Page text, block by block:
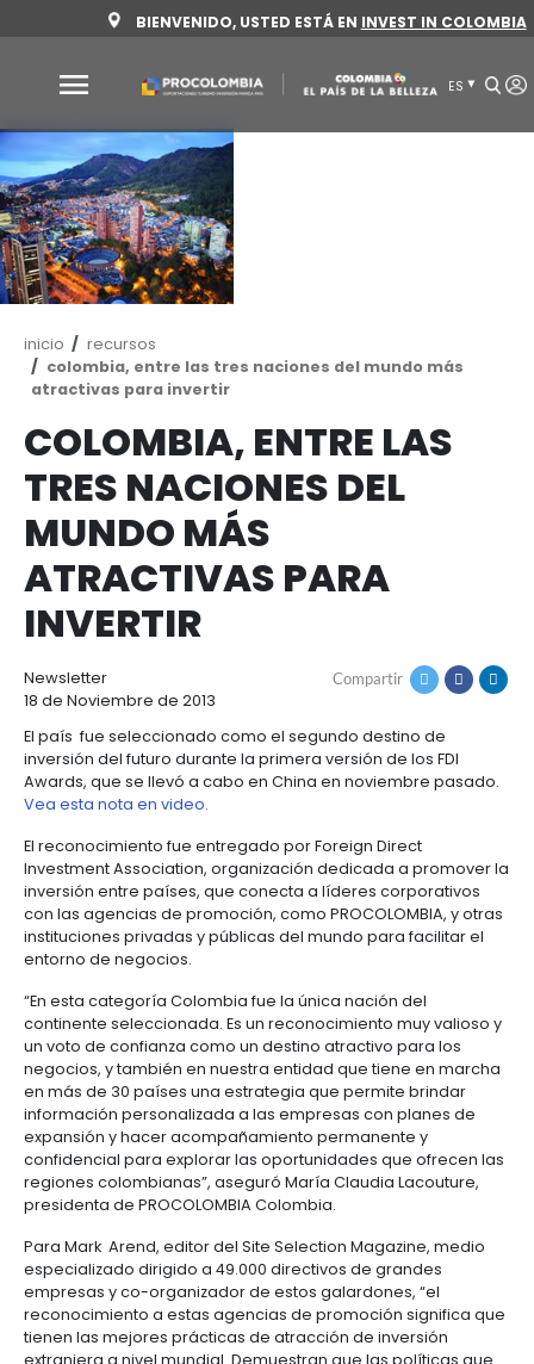
al
contenido
principal
BIENVENIDO, USTED ESTÁ ENINVEST
Por
qué
Colombia
Sectores
para
invertir
Sectores
para
invertir
Agroindustria
y
alimentos
Agroindustria
y
alimentos
Alimentos
procesados
Cacao
derivados
Forestal
Frutas
y
verduras
Energía
Energía
Energía
renovable
Hidrógeno
verde
Salud
y
ciencias
Salud
y
Cosméticos
y
cuidado
Farmacéutica
Infraestructura
Infraestructura
Agua
y
saneamiento
Infraestructura
social
Manufacturas
Manufacturas
Aeronáutica
Astilleros
Automotriz
Tecnología
y
creatividad
Tecnología
y
creatividad
Audiovisual
Otros
sectores
Otros
sectores
Cómo
invertir
Cómo
invertir
Régimen
general
de
la
inversión
extranjera
2.
Régimen
corporativo
3.
Cumplimiento
y
gobierno
corporativo
4.
Derecho
laboral
y
migratorio
Recursos
Recursos
Acompañamiento
Buscador
de
oportunidades
Buscador
de
oportunidades
Inversionista
Empresario
colombiano
Directorio
de
servicios
Recursos
de
información
Mapa
de
proyectos
por
región
Contacto
Ruta
de
navegación
inicio
recursos
colombia, entre las tres naciones del mundo
atractivas para invertir
COLOMBIA, ENTRE
TRES NACIONES DEL
MUNDO MÁS
ATRACTIVAS PARA
INVERTIR
Newsletter Compartir
18 de Noviembre de 2013
El país fue seleccionado como el segundo destino
inversión del futuro durante la primera versión de
Vea esta nota en video.
El reconocimiento fue entregado por Foreign Direct
Investment Association, organización dedicada a
inversión entre países, que conecta a líderes
con las agencias de promoción, como
instituciones privadas y públicas del mundo para
entorno de negocios.
“En esta categoría Colombia fue la única nación del
continente seleccionada. Es un reconocimiento
un voto de confianza como un destino atractivo
negocios, y también en nuestra entidad que tiene